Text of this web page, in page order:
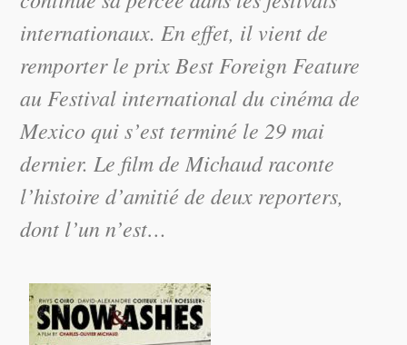
internationaux. En effet, il vient de
remporter le prix Best Foreign Feature
au Festival international du cinéma de
Mexico qui s’est terminé le 29 mai
dernier. Le film de Michaud raconte
l’histoire d’amitié de deux reporters,
dont l’un n’est…